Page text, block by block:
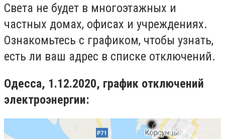
Света не будет в многоэтажных и
частных домах, офисах и учреждениях.
Ознакомьтесь с графиком, чтобы узнать,
есть ли ваш адрес в списке отключений.
Одесса, 1.12.2020, график отключений
электроэнергии: